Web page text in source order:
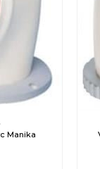
Manika